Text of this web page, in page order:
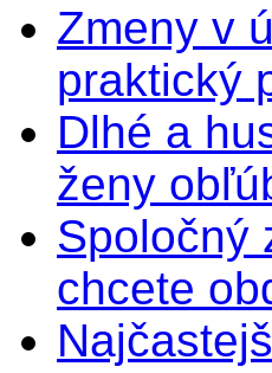
Zmeny v
praktický
Dlhé a
ženy
Spoločný
chcete